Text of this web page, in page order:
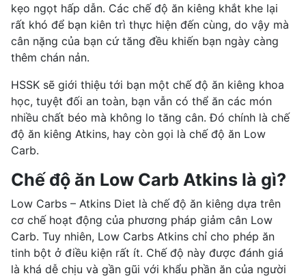
kẹo ngọt hấp dẫn. Các chế độ ăn kiêng khắt khe lại
rất khó để bạn kiên trì thực hiện đến cùng, do vậy mà
cân nặng của bạn cứ tăng đều khiến bạn ngày càng
thêm chán nản.
HSSK sẽ giới thiệu tới bạn một chế độ ăn kiêng khoa
học, tuyệt đối an toàn, bạn vẫn có thể ăn các món
nhiều chất béo mà không lo tăng cân. Đó chính là chế
độ ăn kiêng Atkins, hay còn gọi là chế độ ăn Low
Carb.
Chế độ ăn Low Carb Atkins là gì?
Low Carbs – Atkins Diet là chế độ ăn kiêng dựa trên
cơ chế hoạt động của phương pháp giảm cân Low
Carb. Tuy nhiên, Low Carbs Atkins chỉ cho phép ăn
tinh bột ở điều kiện rất ít. Chế độ này được đánh giá
là khá dễ chịu và gần gũi với khẩu phần ăn của người